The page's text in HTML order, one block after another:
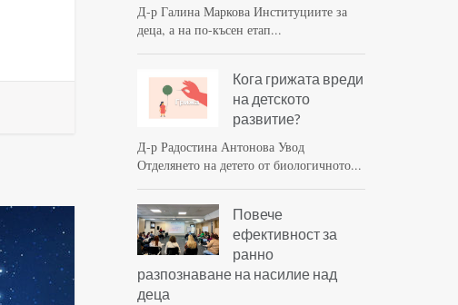
Д-р Галина Маркова Институциите за
деца, а на по-късен етап...
Кога грижата вреди
на детското
развитие?
Д-р Радостина Антонова Увод
Отделянето на детето от биологичното...
Повече
ефективност за
ранно
разпознаване на насилие над
деца